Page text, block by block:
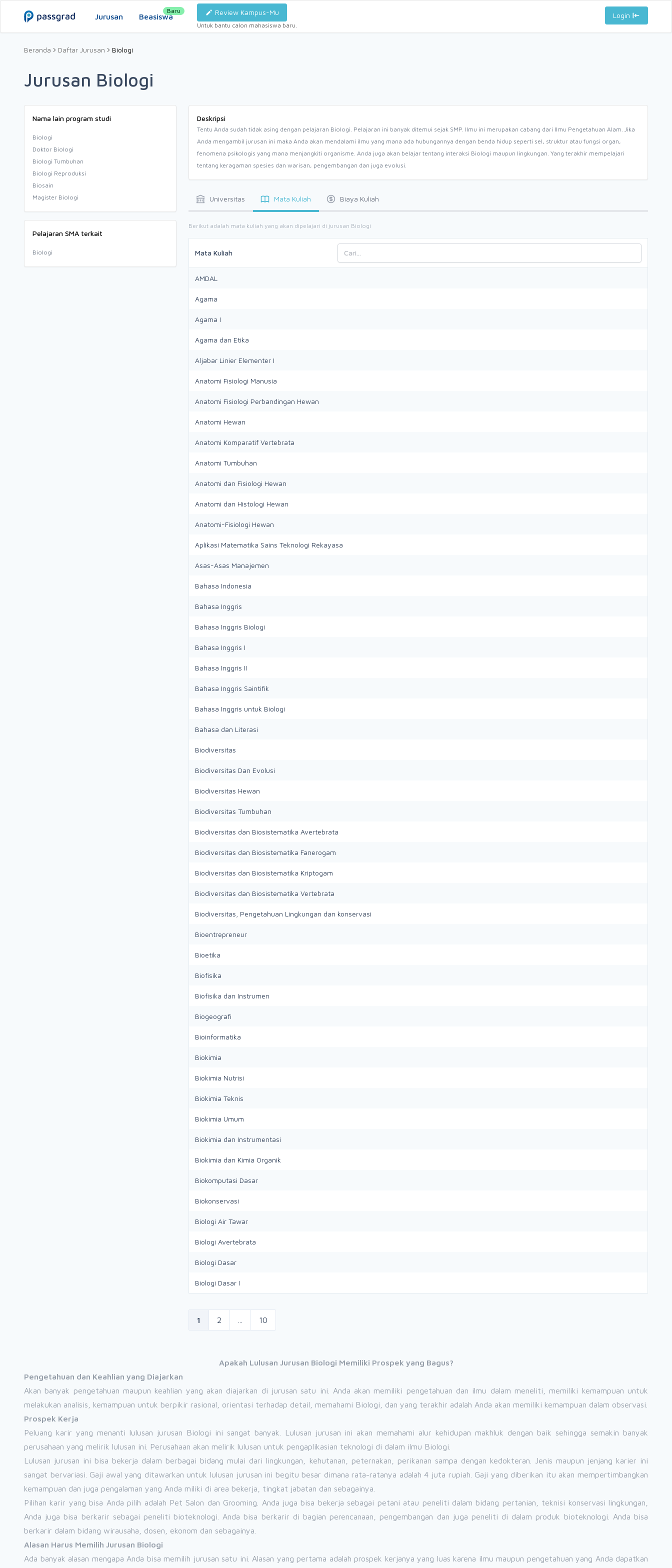
Jurusan Beasiswa
Baru Review Kampus-Mu
Untuk bantu calon mahasiswa baru.
Login
Beranda Daftar Jurusan Biologi
Jurusan Biologi
Nama lain program studi
Biologi
Doktor Biologi
Biologi Tumbuhan
Biologi Reproduksi
Biosain
Magister Biologi
Pelajaran SMA terkait
Biologi
Deskripsi
Tentu Anda sudah tidak asing dengan pelajaran Biologi. Pelajaran ini banyak ditemui sejak SMP. Ilmu ini merupakan cabang dari Ilmu Pengetahuan Alam. Jika
Anda mengambil jurusan ini maka Anda akan mendalami ilmu yang mana ada hubungannya dengan benda hidup seperti sel, struktur atau fungsi organ,
fenomena psikologis yang mana menjangkiti organisme. Anda juga akan belajar tentang interaksi Biologi maupun lingkungan. Yang terakhir mempelajari
tentang keragaman spesies dan warisan, pengembangan dan juga evolusi.
Universitas Mata Kuliah Biaya Kuliah
Berikut adalah mata kuliah yang akan dipelajari di jurusan Biologi
Mata Kuliah
AMDAL
Agama
Agama I
Agama dan Etika
Aljabar Linier Elementer I
Anatomi Fisiologi Manusia
Anatomi Fisiologi Perbandingan Hewan
Anatomi Hewan
Anatomi Komparatif Vertebrata
Anatomi Tumbuhan
Anatomi dan Fisiologi Hewan
Anatomi dan Histologi Hewan
Anatomi-Fisiologi Hewan
Aplikasi Matematika Sains Teknologi Rekayasa
Asas-Asas Manajemen
Bahasa Indonesia
Bahasa Inggris
Bahasa Inggris Biologi
Bahasa Inggris I
Bahasa Inggris II
Bahasa Inggris Saintifik
Bahasa Inggris untuk Biologi
Bahasa dan Literasi
Biodiversitas
Biodiversitas Dan Evolusi
Biodiversitas Hewan
Biodiversitas Tumbuhan
Biodiversitas dan Biosistematika Avertebrata
Biodiversitas dan Biosistematika Fanerogam
Biodiversitas dan Biosistematika Kriptogam
Biodiversitas dan Biosistematika Vertebrata
Biodiversitas, Pengetahuan Lingkungan dan konservasi
Bioentrepreneur
Bioetika
Biofisika
Biofisika dan Instrumen
Biogeografi
Bioinformatika
Biokimia
Biokimia Nutrisi
Biokimia Teknis
Biokimia Umum
Biokimia dan Instrumentasi
Biokimia dan Kimia Organik
Biokomputasi Dasar
Biokonservasi
Biologi Air Tawar
Biologi Avertebrata
Biologi Dasar
Biologi Dasar I
1 2 10
Apakah Lulusan Jurusan Biologi Memiliki Prospek yang Bagus?
Pengetahuan dan Keahlian yang Diajarkan
Akan banyak pengetahuan maupun keahlian yang akan diajarkan di jurusan satu ini. Anda akan memiliki pengetahuan dan ilmu dalam meneliti, memiliki kemampuan untuk
melakukan analisis, kemampuan untuk berpikir rasional, orientasi terhadap detail, memahami Biologi, dan yang terakhir adalah Anda akan memiliki kemampuan dalam observasi.
Prospek Kerja
Peluang karir yang menanti lulusan jurusan Biologi ini sangat banyak. Lulusan jurusan ini akan memahami alur kehidupan makhluk dengan baik sehingga semakin banyak
perusahaan yang melirik lulusan ini. Perusahaan akan melirik lulusan untuk pengaplikasian teknologi di dalam ilmu Biologi.
Lulusan jurusan ini bisa bekerja dalam berbagai bidang mulai dari lingkungan, kehutanan, peternakan, perikanan sampa dengan kedokteran. Jenis maupun jenjang karier ini
sangat bervariasi. Gaji awal yang ditawarkan untuk lulusan jurusan ini begitu besar dimana rata-ratanya adalah 4 juta rupiah. Gaji yang diberikan itu akan mempertimbangkan
kemampuan dan juga pengalaman yang Anda miliki di area bekerja, tingkat jabatan dan sebagainya.
Pilihan karir yang bisa Anda pilih adalah Pet Salon dan Grooming. Anda juga bisa bekerja sebagai petani atau peneliti dalam bidang pertanian, teknisi konservasi lingkungan,
Anda juga bisa berkarir sebagai peneliti bioteknologi. Anda bisa berkarir di bagian perencanaan, pengembangan dan juga peneliti di dalam produk bioteknologi. Anda bisa
berkarir dalam bidang wirausaha, dosen, ekonom dan sebagainya.
Alasan Harus Memilih Jurusan Biologi
Ada banyak alasan mengapa Anda bisa memilih jurusan satu ini. Alasan yang pertama adalah prospek kerjanya yang luas karena ilmu maupun pengetahuan yang Anda dapatkan